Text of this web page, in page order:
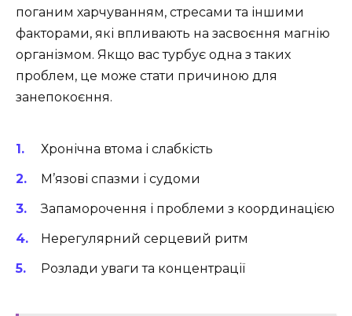
поганим харчуванням, стресами та іншими
факторами, які впливають на засвоєння магнію
організмом. Якщо вас турбує одна з таких
проблем, це може стати причиною для
занепокоєння.
Хронічна втома і слабкість
М’язові спазми і судоми
Запаморочення і проблеми з координацією
Нерегулярний серцевий ритм
Розлади уваги та концентрації